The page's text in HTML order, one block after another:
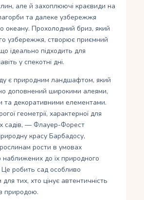
але й захоплюючі краєвиди на
та далеке узбережжя
океану. Прохолодний бриз, який
узбережжя, створює приємний
ідеально підходить для
у спекотні дні.
є природним ландшафтом, який
доповнений широкими алеями,
та декоративними елементами.
геометрії, характерної для
садів, — Флауер-Форест
красу Барбадосу,
рости в умовах
до їх природного
робить сад особливо
тих, хто цінує автентичність
природою.